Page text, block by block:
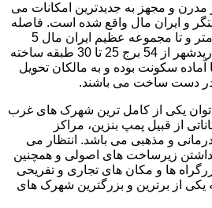
و مجهز به جدیدترین امکانات می
و ایران مال واقع شده است. فاصله
این شهرک تا دریاچه 7 کیلومتر و تا مجموعه عظیم ایران مال 5
کیلومتر است. شهرک مرواریدشهر از 54 برج 25 تا 30 طبقه ساخته
سکونت بوده و به مالکان تحویل
در دست ساخت می باشند.
یکی از کامل ترین شهرک های غرب
از قبیل پمپ بنزین، مراکز
و مذهبی می باشد. انتظار می
زیرساخت های اصولی و همچنین
ها و مکان های تجاری و تفریحی
22 تهران به یکی از برترین و بزرگترین شهرک های